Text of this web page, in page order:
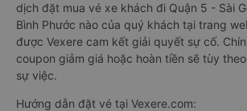
dịch đặt mua vé xe khách đi Quận 5 - Sài
Bình Phước nào của quý khách tại trang
được Vexere cam kết giải quyết sự cố.
coupon giảm giá hoặc hoàn tiền sẽ tùy
sự việc.
Hướng dẫn đặt vé tại Vexere.com: